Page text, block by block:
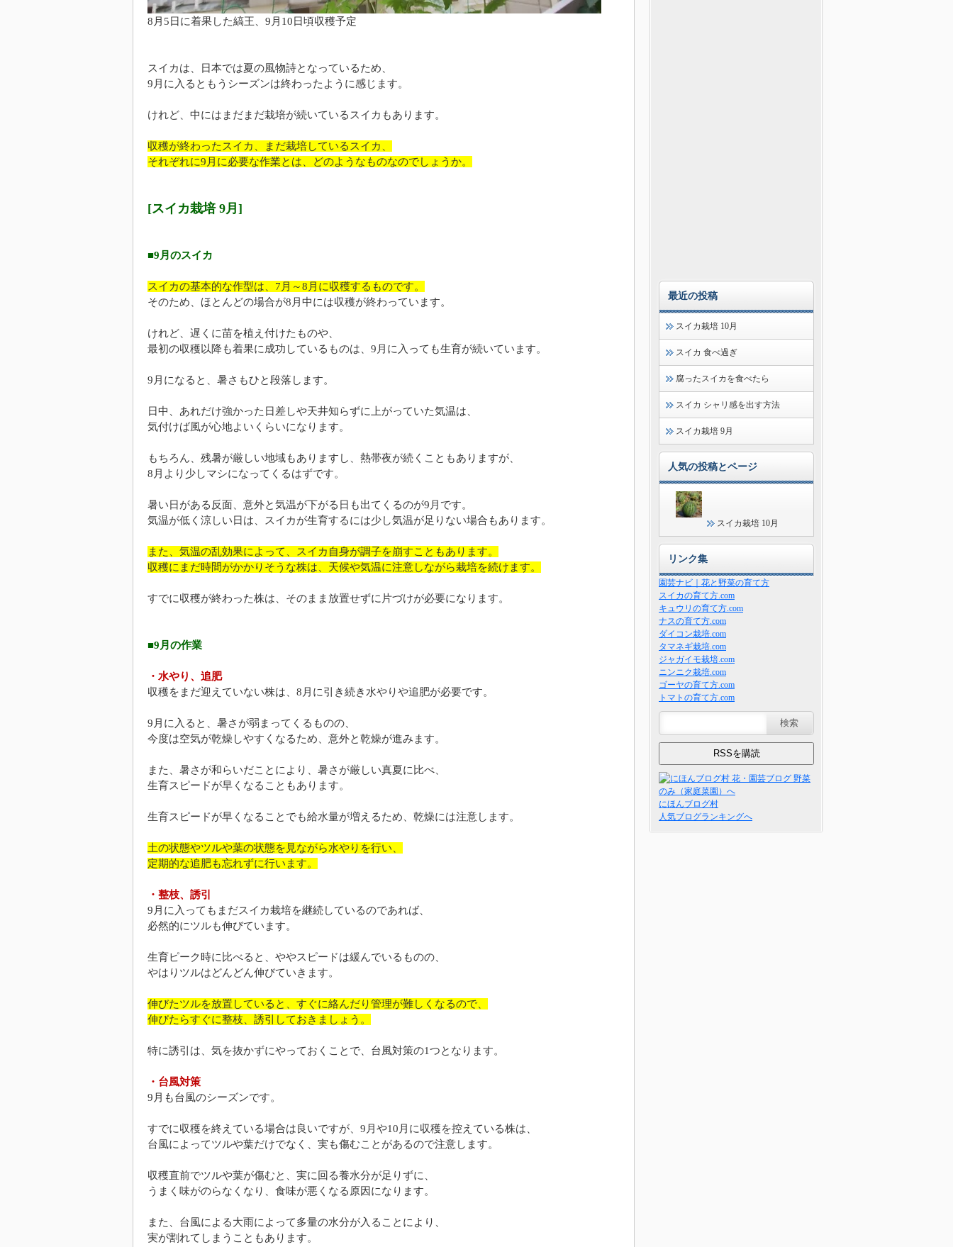
8月5日に着果した縞王、9月10日頃収穫予定
スイカは、日本では夏の風物詩となっているため、
9月に入るともうシーズンは終わったように感じます。
けれど、中にはまだまだ栽培が続いているスイカもあります。
収穫が終わったスイカ、まだ栽培しているスイカ、
それぞれに9月に必要な作業とは、どのようなものなのでしょうか。
[スイカ栽培 9月]
■9月のスイカ
スイカの基本的な作型は、7月～8月に収穫するものです。
そのため、ほとんどの場合が8月中には収穫が終わっています。
けれど、遅くに苗を植え付けたものや、
最初の収穫以降も着果に成功しているものは、9月に入っても生育が続いています。
9月になると、暑さもひと段落します。
日中、あれだけ強かった日差しや天井知らずに上がっていた気温は、
気付けば風が心地よいくらいになります。
もちろん、残暑が厳しい地域もありますし、熱帯夜が続くこともありますが、
8月より少しマシになってくるはずです。
暑い日がある反面、意外と気温が下がる日も出てくるのが9月です。
気温が低く涼しい日は、スイカが生育するには少し気温が足りない場合もあります。
また、気温の乱効果によって、スイカ自身が調子を崩すこともあります。
収穫にまだ時間がかかりそうな株は、天候や気温に注意しながら栽培を続けます。
すでに収穫が終わった株は、そのまま放置せずに片づけが必要になります。
■9月の作業
・水やり、追肥
収穫をまだ迎えていない株は、8月に引き続き水やりや追肥が必要です。
9月に入ると、暑さが弱まってくるものの、
今度は空気が乾燥しやすくなるため、意外と乾燥が進みます。
また、暑さが和らいだことにより、暑さが厳しい真夏に比べ、
生育スピードが早くなることもあります。
生育スピードが早くなることでも給水量が増えるため、乾燥には注意します。
土の状態やツルや葉の状態を見ながら水やりを行い、
定期的な追肥も忘れずに行います。
・整枝、誘引
9月に入ってもまだスイカ栽培を継続しているのであれば、
必然的にツルも伸びています。
生育ピーク時に比べると、ややスピードは緩んでいるものの、
やはりツルはどんどん伸びていきます。
伸びたツルを放置していると、すぐに絡んだり管理が難しくなるので、
伸びたらすぐに整枝、誘引しておきましょう。
特に誘引は、気を抜かずにやっておくことで、台風対策の1つとなります。
・台風対策
9月も台風のシーズンです。
すでに収穫を終えている場合は良いですが、9月や10月に収穫を控えている株は、
台風によってツルや葉だけでなく、実も傷むことがあるので注意します。
収穫直前でツルや葉が傷むと、実に回る養水分が足りずに、
うまく味がのらなくなり、食味が悪くなる原因になります。
また、台風による大雨によって多量の水分が入ることにより、
実が割れてしまうこともあります。
最近の投稿
スイカ栽培 10月
スイカ 食べ過ぎ
腐ったスイカを食べたら
スイカ シャリ感を出す方法
スイカ栽培 9月
人気の投稿とページ
スイカ栽培 10月
リンク集
園芸ナビ｜花と野菜の育て方
スイカの育て方.com
キュウリの育て方.com
ナスの育て方.com
ダイコン栽培.com
タマネギ栽培.com
ジャガイモ栽培.com
ニンニク栽培.com
ゴーヤの育て方.com
トマトの育て方.com
にほんブログ村
人気ブログランキングへ